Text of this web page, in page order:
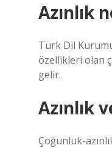
Azınlık
Türk Dil
özellikleri olan
gelir.
Azınlık
Çoğunluk-